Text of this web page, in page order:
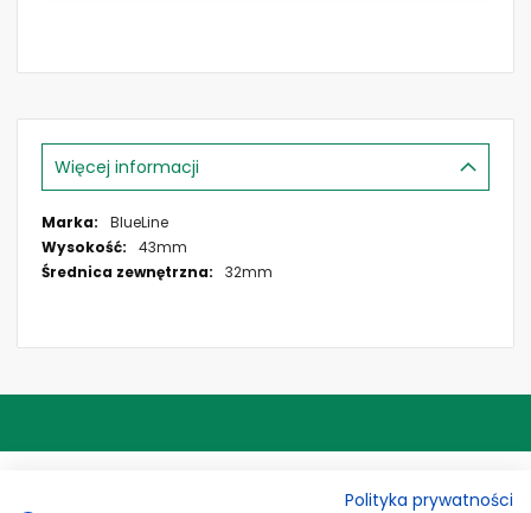
Więcej informacji
Więcej
informacji
BlueLine
43mm
32mm
Polityka prywatności